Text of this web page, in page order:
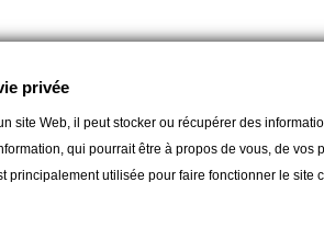
:
privée
site Web, il peut stocker ou récupérer des
qui pourrait être à propos de vous, de
principalement utilisée pour faire fonctionner le site